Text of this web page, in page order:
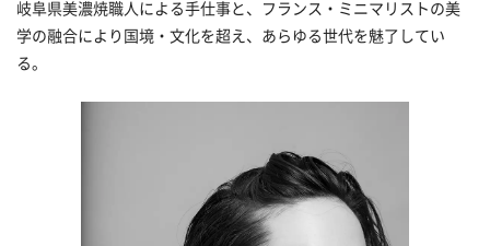
岐阜県美濃焼職人による手仕事と、フランス・ミニマリストの美
学の融合により国境・文化を超え、あらゆる世代を魅了してい
る。